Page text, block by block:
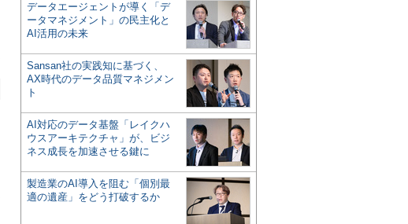
データエージェントが導く「デ
ータマネジメント」の民主化と
AI活用の未来
Sansan社の実践知に基づく、
AX時代のデータ品質マネジメン
ト
AI対応のデータ基盤「レイクハ
ウスアーキテクチャ」が、ビジ
ネス成長を加速させる鍵に
製造業のAI導入を阻む「個別最
適の遺産」をどう打破するか